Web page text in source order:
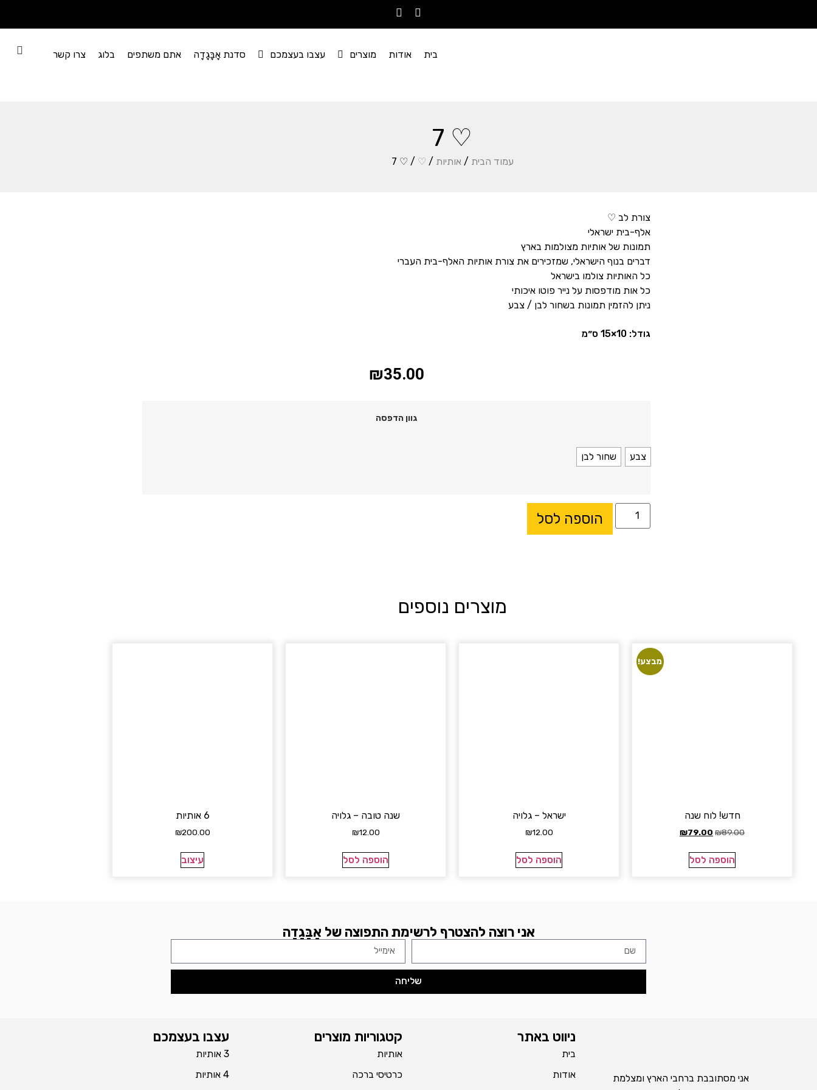
בית אודות מוצרים עצבו בעצמכם סדנת אָבָּגָדָה אתם משתפים בלוג צרו קשר
♡ 7
עמוד הבית / אותיות /
♡
/ ♡ 7
צורת לב ♡
אלף-בית ישראלי
תמונות של אותיות מצולמות בארץ
דברים בנוף הישראלי, שמזכירים את צורת אותיות האלף-בית העברי
כל האותיות צולמו בישראל
כל אות מודפסות על נייר פוטו איכותי
ניתן להזמין תמונות בשחור לבן / צבע
גודל: 10×15 ס״מ
₪35.00
גוון הדפסה
צבע שחור לבן
הוספה לסל
מוצרים נוספים
מבצע!
חדש! לוח שנה
₪89.00
₪79.00
הוספה לסל
ישראל – גלויה
₪12.00
הוספה לסל
שנה טובה – גלויה
₪12.00
הוספה לסל
6 אותיות
₪200.00
עיצוב
אני רוצה להצטרף לרשימת התפוצה של אָבָּגָדָה
שליחה
אני מסתובבת ברחבי הארץ ומצלמת
ניווט באתר
בית
אודות
קטגוריות מוצרים
אותיות
כרטיסי ברכה
עצבו בעצמכם
3 אותיות
4 אותיות